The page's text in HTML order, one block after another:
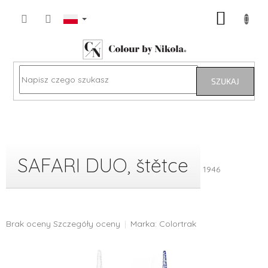
SZUKAJ
SAFARI DUO, štětce 1946
Średnia
Brak oceny Szczegóły oceny Marka: Colortrak